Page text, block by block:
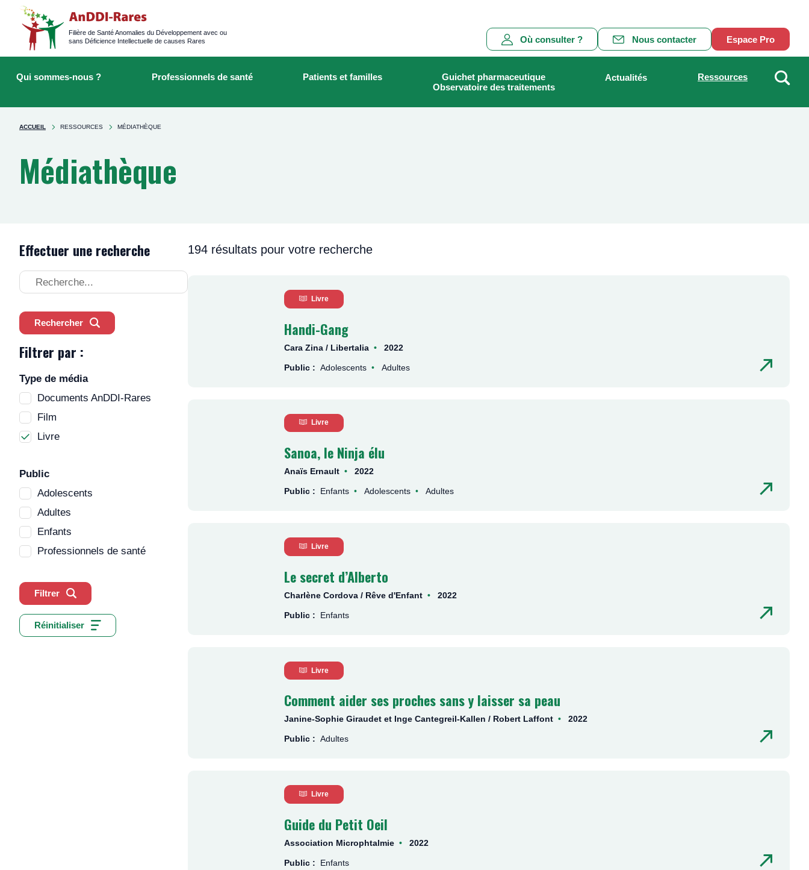
Logged
main
navigation
Filière de Santé Anomalies du Développement avec ou
sans Déficience Intellectuelle de causes Rares
Main
navigation
Où consulter ? Nous contacter Espace Pro
sur
Rechercher
navigation
Qui sommes-nous ? Professionnels de santé Patients et familles
Guichet pharmaceutique
Observatoire des traitements
Actualités Ressources
You're
ACCUEIL RESSOURCES MÉDIATHÈQUE
Médiathèque
Effectuer une recherche
Effectuer
une
Rechercher
Filtrer par :
Type de média
Documents AnDDI-Rares
Film
Livre
Public
Adolescents
Adultes
Enfants
Professionnels de santé
Filtrer
Réinitialiser
194 résultats pour votre recherche
Livre
Handi-Gang
Cara Zina / Libertalia 2022
Public : Adolescents Adultes
Livre
Sanoa, le Ninja élu
Anaïs Ernault 2022
Public : Enfants Adolescents Adultes
Livre
Le secret d’Alberto
Charlène Cordova / Rêve d'Enfant 2022
Public : Enfants
Livre
Comment aider ses proches sans y laisser sa peau
Janine-Sophie Giraudet et Inge Cantegreil-Kallen / Robert Laffont 2022
Public : Adultes
Livre
Guide du Petit Oeil
Association Microphtalmie 2022
Public : Enfants